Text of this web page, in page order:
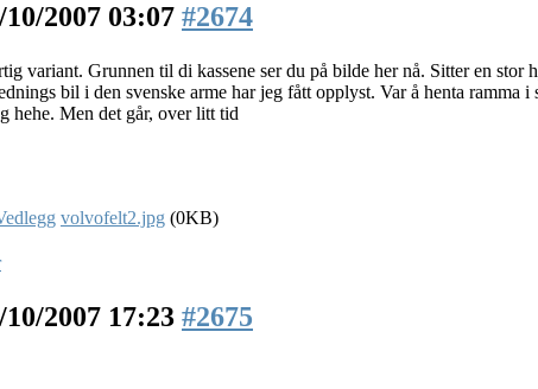
10/2007 03:07 #2674
variant. Grunnen til di kassene ser du på bilde her nå. Sitter en
bil i den svenske arme har jeg fått opplyst. Var å henta ramma i
hehe. Men det går, over litt tid
volvofelt2.jpg (0KB)
10/2007 17:23 #2675